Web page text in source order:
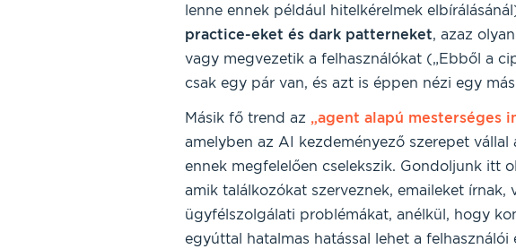
lenne ennek például hitelkérelmek
practice-eket és dark patterneket, azaz
vagy megvezetik a felhasználókat („Ebből a
csak egy pár van, és azt is éppen nézi egy
Másik fő trend az „agent alapú mesterséges
amelyben az AI kezdeményező szerepet vállal
ennek megfelelően cselekszik. Gondoljunk itt
amik találkozókat szerveznek, emaileket írnak,
ügyfélszolgálati problémákat, anélkül, hogy
egyúttal hatalmas hatással lehet a